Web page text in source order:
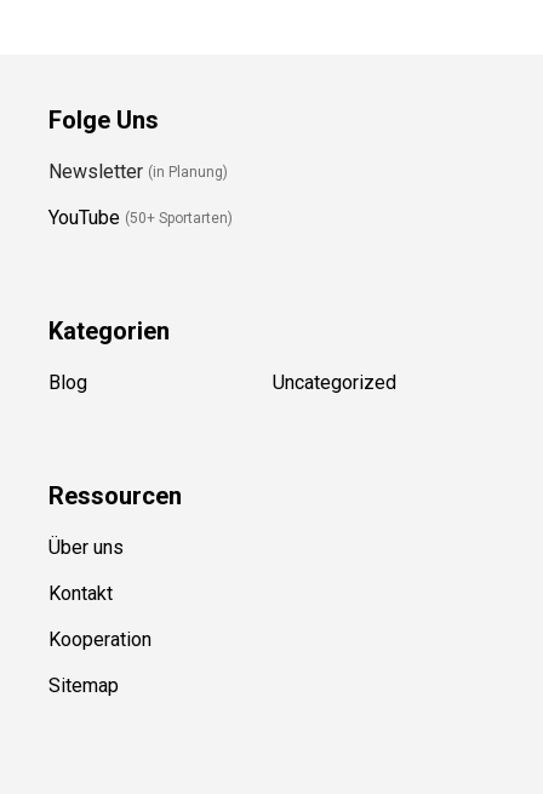
Folge Uns
Newsletter (in Planung)
YouTube (50+ Sportarten)
Kategorien
Blog Uncategorized
Ressourcen
Über uns
Kontakt
Kooperation
Sitemap